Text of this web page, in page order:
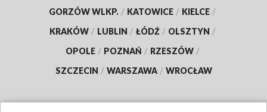
GORZÓW WLKP. / KATOWICE / KIELCE /
KRAKÓW / LUBLIN / ŁÓDŹ / OLSZTYN /
OPOLE / POZNAŃ / RZESZÓW /
SZCZECIN / WARSZAWA / WROCŁAW